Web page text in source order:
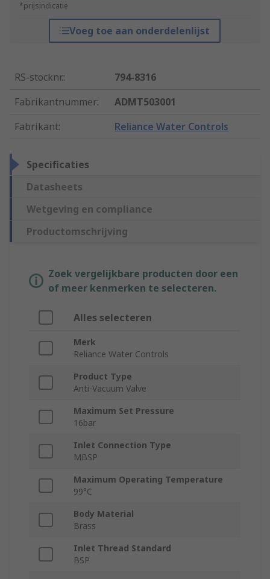
*prijsindicatie
Voeg toe aan onderdelenlijst
RS-stocknr.:
794-8316
Fabrikantnummer:
ADMT503001
Fabrikant: Reliance Water Controls
Specificaties
Datasheets
Wetgeving en compliance
Productomschrijving
Zoek vergelijkbare producten door een
of meer kenmerken te selecteren.
Alles selecteren
Merk
Reliance Water Controls
Product Type
Anti-Vacuum Valve
Maximum Set Pressure
16bar
Inlet Connection Type
MBSP
Maximum Operating Temperature
99°C
Body Material
Brass
Inlet Thread Standard
BSP